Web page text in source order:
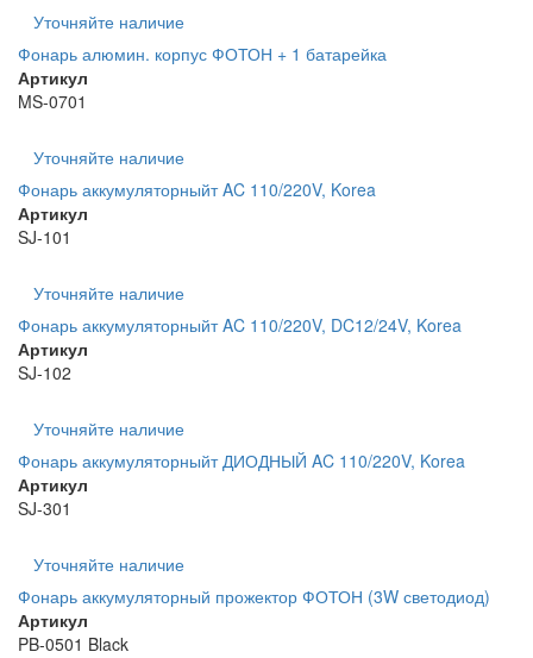
Уточняйте наличие
Фонарь алюмин. корпус ФОТОН + 1 батарейка
Артикул
MS-0701
Уточняйте наличие
Фонарь аккумуляторныйт AC 110/220V, Korea
Артикул
SJ-101
Уточняйте наличие
Фонарь аккумуляторныйт AC 110/220V, DC12/24V, Korea
Артикул
SJ-102
Уточняйте наличие
Фонарь аккумуляторныйт ДИОДНЫЙ AC 110/220V, Korea
Артикул
SJ-301
Уточняйте наличие
Фонарь аккумуляторный прожектор ФОТОН (3W светодиод)
Артикул
PB-0501 Black